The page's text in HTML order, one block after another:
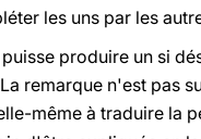
les uns par les
produire un si
remarque n'est pas
même à traduire la